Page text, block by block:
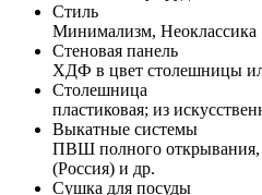
Стиль
Минимализм, Неоклассика
Стеновая панель
ХДФ в цвет столешницы
Столешница
пластиковая; из
Выкатные системы
ПВШ полного
(Россия) и др.
Сушка для посуды